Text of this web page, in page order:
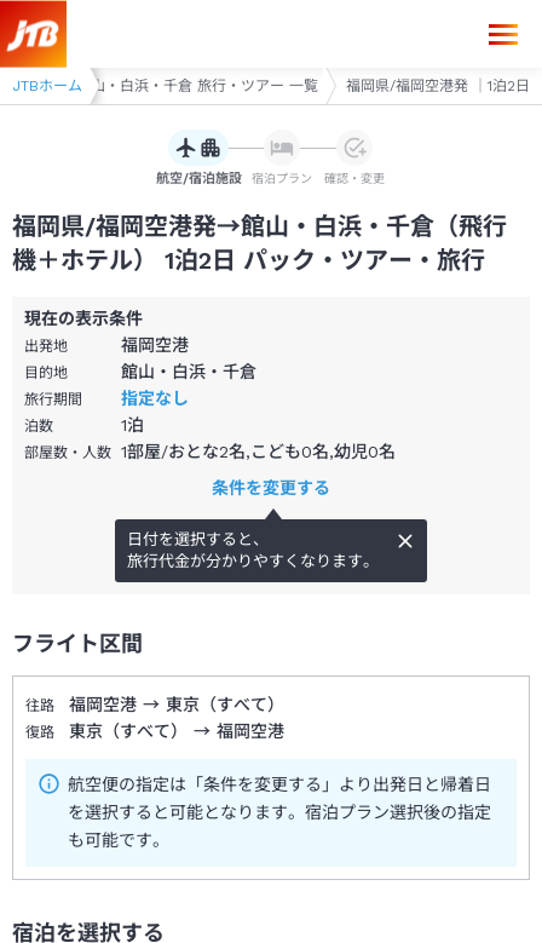
JTBホーム
ツアー 館山・白浜・千倉 旅行・ツアー 一覧 福岡県/福岡空港発 ｜1泊2日
航空/宿泊施設 宿泊プラン 確認・変更
福岡県/福岡空港発→館山・白浜・千倉（飛行
機＋ホテル） 1泊2日 パック・ツアー・旅行
現在の表示条件
出発地 福岡空港
目的地 館山・白浜・千倉
旅行期間 指定なし
泊数 1泊
部屋数・人数 1部屋/おとな2名,こども0名,幼児0名
条件を変更する
日付を選択すると、
旅行代金が分かりやすくなります。
フライト区間
往路 福岡空港 → 東京（すべて）
復路 東京（すべて） → 福岡空港
航空便の指定は「条件を変更する」より出発日と帰着日
を選択すると可能となります。宿泊プラン選択後の指定
も可能です。
宿泊を選択する